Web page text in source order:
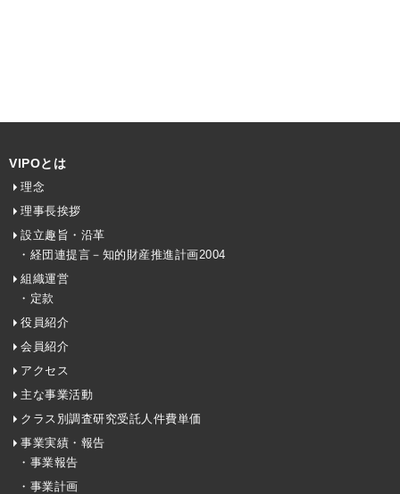
VIPOとは
理念
理事長挨拶
設立趣旨・沿革
・経団連提言－知的財産推進計画2004
組織運営
・定款
役員紹介
会員紹介
アクセス
主な事業活動
クラス別調査研究受託人件費単価
事業実績・報告
・事業報告
・事業計画